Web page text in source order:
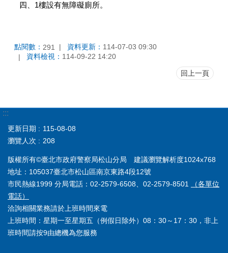
四、1樓設有無障礙廁所。
點閱數： 291 資料更新： 114-07-03 09:30
資料檢視： 114-09-22 14:20
回上一頁
:::
更新日期
115-08-08
瀏覽人次
208
版權所有©臺北市政府警察局松山分局 建議瀏覽解析度1024x768
地址：105037臺北市松山區南京東路4段12號
市民熱線1999 分局電話：02-2579-6508、02-2579-8501
（各單位
電話）
洽詢相關業務請於上班時間來電
上班時間：星期一至星期五（例假日除外）08：30～17：30，非上
班時間請按9由總機為您服務